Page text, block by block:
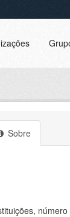
Sobre